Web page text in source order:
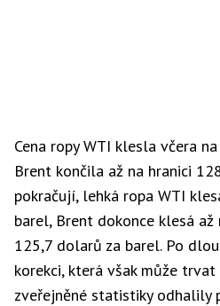
Cena ropy WTI klesla včera
Brent končila až na hranici
pokračují, lehká ropa WTI
barel, Brent dokonce klesá až
125,7 dolarů za barel. Po
korekci, která však může
zveřejněné statistiky odhalily